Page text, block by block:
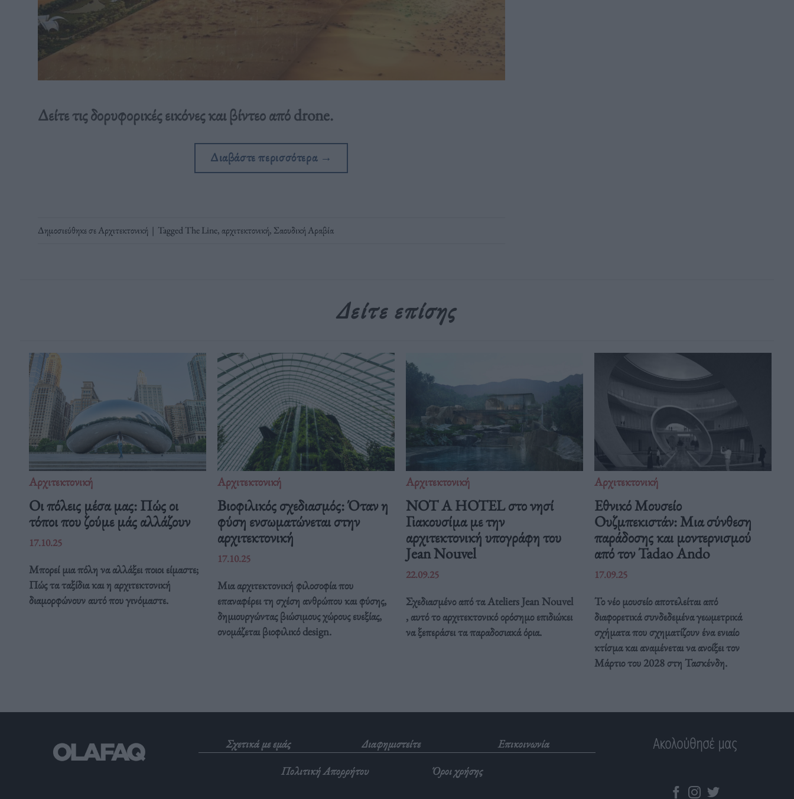
Δείτε τις δορυφορικές εικόνες και βίντεο από drone.
Διαβάστε περισσότερα →
Δημοσιεύθηκε σεΑρχιτεκτονική | TaggedThe Line,αρχιτεκτονική, Σαουδική Αραβία
Δείτε επίσης
Αρχιτεκτονική
Οι πόλεις μέσα μας: Πώς οι
τόποι που ζούμε μάς αλλάζουν
17.10.25
Μπορεί μια πόλη να αλλάξει ποιοι είμαστε;
Πώς τα ταξίδια και η αρχιτεκτονική
διαμορφώνουν αυτό που γινόμαστε.
Αρχιτεκτονική
Βιοφιλικός σχεδιασμός: Όταν η
φύση ενσωματώνεται στην
αρχιτεκτονική
17.10.25
Μια αρχιτεκτονική φιλοσοφία που
επαναφέρει τη σχέση ανθρώπου και φύσης,
δημιουργώντας βιώσιμους χώρους ευεξίας,
ονομάζεται βιοφιλικό design.
Αρχιτεκτονική
NOT A HOTEL στο νησί
Γιακουσίμα με την
αρχιτεκτονική υπογράφη του
Jean Nouvel
22.09.25
Σχεδιασμένο από τα Ateliers Jean Nouvel
, αυτό το αρχιτεκτονικό ορόσημο επιδιώκει
να ξεπεράσει τα παραδοσιακά όρια.
Αρχιτεκτονική
Εθνικό Μουσείο
Ουζμπεκιστάν: Μια σύνθεση
παράδοσης και μοντερνισμού
από τον Tadao Ando
17.09.25
Το νέο μουσείο αποτελείται από
διαφορετικά συνδεδεμένα γεωμετρικά
σχήματα που σχηματίζουν ένα ενιαίο
κτίσμα και αναμένεται να ανοίξει τον
Μάρτιο του 2028 στη Τασκένδη.
Σχετικά με εμάς Διαφημιστείτε
Επικοινωνία
Πολιτική Απορρήτου
Όροι χρήσης
Ακολούθησέ μας